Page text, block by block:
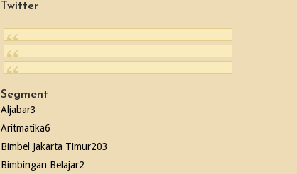
Twitter
Segment
Aljabar3
Aritmatika6
Bimbel Jakarta Timur203
Bimbingan Belajar2